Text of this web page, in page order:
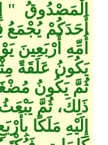
الْمَصْدُوقُ ‏ "‏
أَحَدَكُمْ
أُمِّهِ أَرْبَعِينَ
يَكُونُ عَلَقَةً
ثُمَّ يَكُونُ
ذَلِكَ، ثُمَّ يَبْعَثُ
إِلَيْهِ مَلَكًا